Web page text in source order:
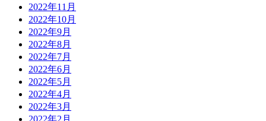
2022年11月
2022年10月
2022年9月
2022年8月
2022年7月
2022年6月
2022年5月
2022年4月
2022年3月
2022年2月